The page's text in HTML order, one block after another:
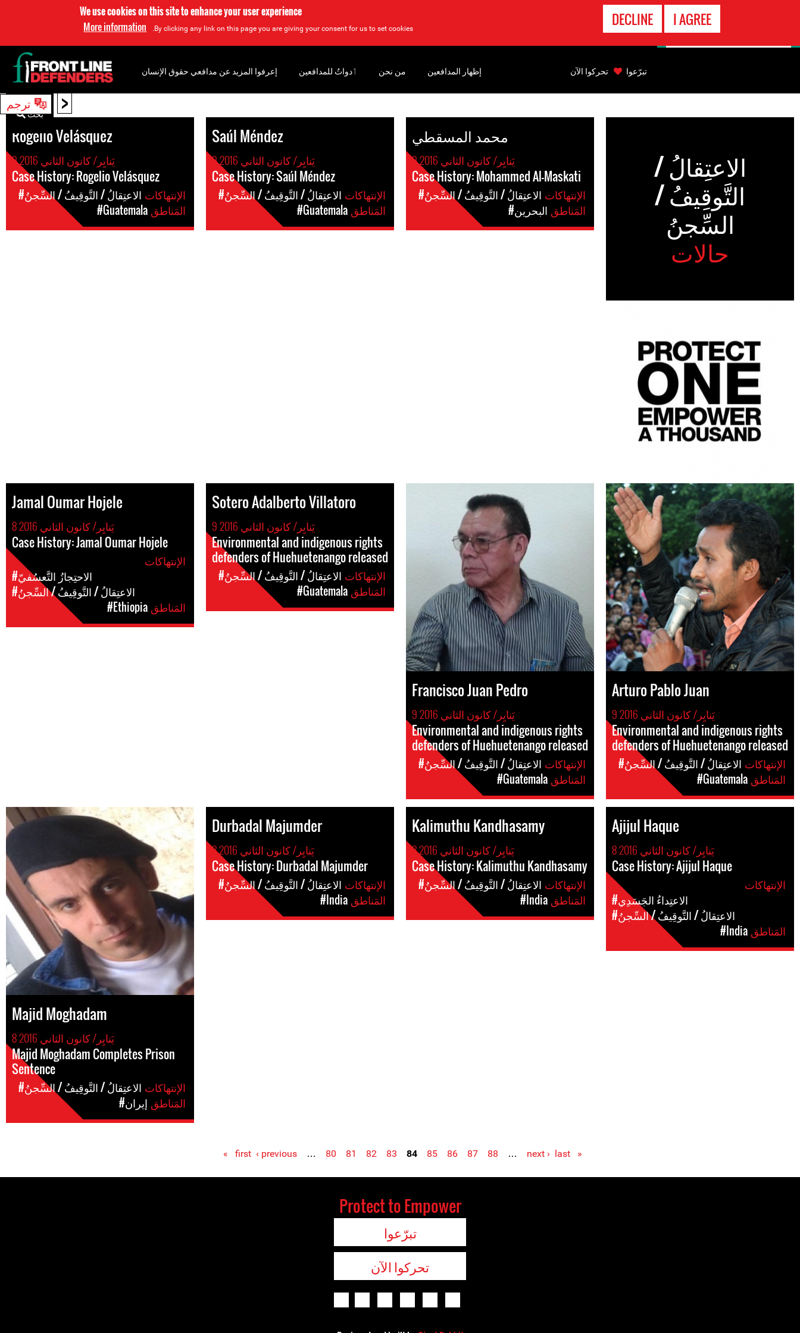
We use cookies on this site to enhance your user experience
By clicking any link on this page you are giving your consent for us to set cookies.
More information I AGREE
DECLINE
< ترجم
to
الاعتِقالُ /
التَّوقِيفُ /
السِّجنُ
حالات
محمد المسقطي
9 يَنايِر/ كانون الثاني 2016
Case History: Mohammed Al-Maskati
#الاعتِقالُ / التَّوقِيفُ / السِّجنُ
#البحرين
Saúl Méndez
9 يَنايِر/ كانون الثاني 2016
Case History: Saúl Méndez
#الاعتِقالُ / التَّوقِيفُ / السِّجنُ
#Guatemala
Rogelio Velásquez
9 يَنايِر/ كانون الثاني 2016
Case History: Rogelio Velásquez
#الاعتِقالُ / التَّوقِيفُ / السِّجنُ
#Guatemala
Arturo Pablo Juan
9 يَنايِر/ كانون الثاني 2016
Environmental and indigenous rights
defenders of Huehuetenango released
#الاعتِقالُ / التَّوقِيفُ / السِّجنُ
#Guatemala
Francisco Juan Pedro
9 يَنايِر/ كانون الثاني 2016
Environmental and indigenous rights
defenders of Huehuetenango released
#الاعتِقالُ / التَّوقِيفُ / السِّجنُ
#Guatemala
Sotero Adalberto Villatoro
9 يَنايِر/ كانون الثاني 2016
Environmental and indigenous rights
defenders of Huehuetenango released
#الاعتِقالُ / التَّوقِيفُ / السِّجنُ
#Guatemala
Jamal Oumar Hojele
8 يَنايِر/ كانون الثاني 2016
Case History: Jamal Oumar Hojele
#الاحتِجازُ التَّعسُفيّ
#الاعتِقالُ / التَّوقِيفُ / السِّجنُ
#Ethiopia
Ajijul Haque
8 يَنايِر/ كانون الثاني 2016
Case History: Ajijul Haque
#الاعتِداءُ الجَسَدِي
#الاعتِقالُ / التَّوقِيفُ / السِّجنُ
#India
Kalimuthu Kandhasamy
8 يَنايِر/ كانون الثاني 2016
Case History: Kalimuthu Kandhasamy
#الاعتِقالُ / التَّوقِيفُ / السِّجنُ
#India
Durbadal Majumder
8 يَنايِر/ كانون الثاني 2016
Case History: Durbadal Majumder
#الاعتِقالُ / التَّوقِيفُ / السِّجنُ
#India
Majid Moghadam
8 يَنايِر/ كانون الثاني 2016
Majid Moghadam Completes Prison
Sentence
#الاعتِقالُ / التَّوقِيفُ / السِّجنُ
#إيران
Pages
« first
‹ previous … 80 81 82 83 84 85 86 87 88 … next › last »
إعرفوا المزيد عن مدافعي حقوق الإنسان ‏ٲدواتٌ للمدافعين من نحن إظهار المدافعين
بحث
تبرّعوا تحركوا الآن
Protect to Empower
تبرّعوا
تحركوا الآن
الاتصال
بالطوارىء